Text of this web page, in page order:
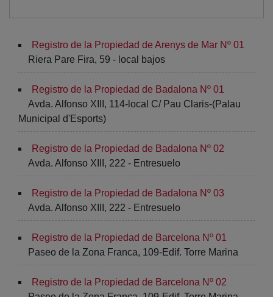
Registro de la Propiedad de Arenys de Mar Nº 01
Riera Pare Fira, 59 - local bajos
Registro de la Propiedad de Badalona Nº 01
Avda. Alfonso XIII, 114-local C/ Pau Claris-(Palau
Municipal d'Esports)
Registro de la Propiedad de Badalona Nº 02
Avda. Alfonso XIII, 222 - Entresuelo
Registro de la Propiedad de Badalona Nº 03
Avda. Alfonso XIII, 222 - Entresuelo
Registro de la Propiedad de Barcelona Nº 01
Paseo de la Zona Franca, 109-Edif. Torre Marina
Registro de la Propiedad de Barcelona Nº 02